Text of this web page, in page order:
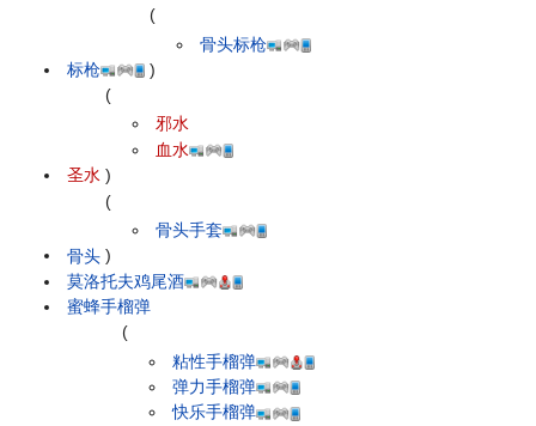
标枪
(
骨头标枪
)
圣水
(
邪水
血水
)
骨头
(
骨头手套
)
莫洛托夫鸡尾酒
蜜蜂手榴弹
(
粘性手榴弹
弹力手榴弹
快乐手榴弹